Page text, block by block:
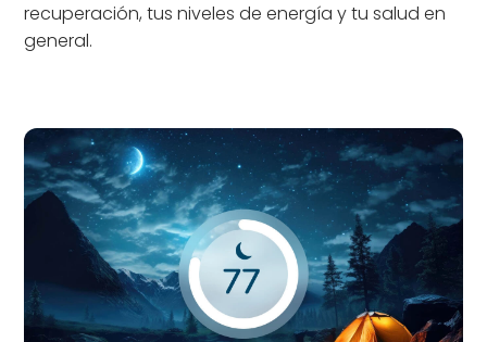
recuperación, tus niveles de energía y tu salud en
general.